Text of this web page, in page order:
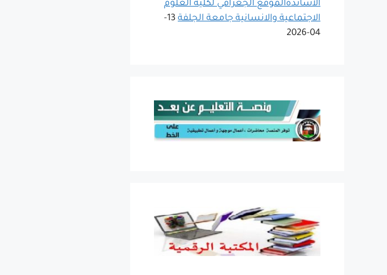
الأساتذةالموقع الجغرافي لكلية العلوم
الاجتماعية والانسانية جامعة الجلفة
13-
04-2026